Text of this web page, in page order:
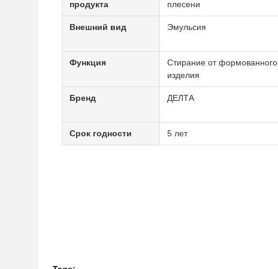
продукта
плесени
Внешний вид Эмульсия
Функция
Стирание от формованного
изделия
Бренд ДЕЛТА
Срок годности 5 лет